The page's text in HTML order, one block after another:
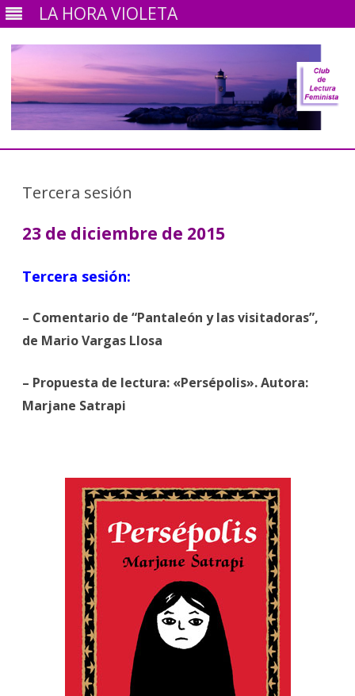
LA HORA VIOLETA
Tercera sesión
23 de diciembre de 2015
Tercera sesión:
– Comentario de “Pantaleón y las visitadoras”,
de Mario Vargas Llosa
– Propuesta de lectura: «Persépolis». Autora:
Marjane Satrapi